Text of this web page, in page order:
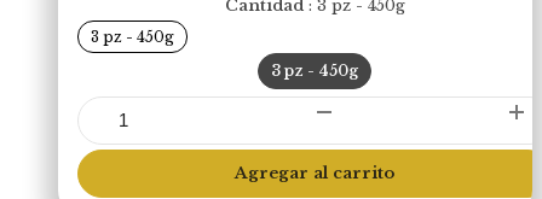
Cantidad 3 pz - 450g
3 pz - 450g
3 pz - 450g
Hamburguesas
80/20
(Libre
Pastoreo)
cantidad
Agregar al carrito